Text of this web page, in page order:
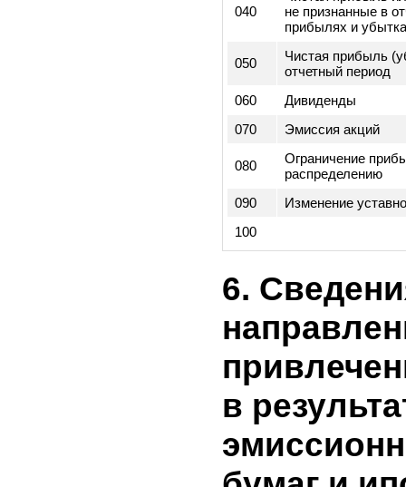
Чистая
отчетного
3) Сведения,
изменениях в
строк
010
020 и исправление
ошибок
030
Пересчитанное
040
Чистая
не признанные
прибылях и
050
Чистая
отчетный
060
Дивиденды